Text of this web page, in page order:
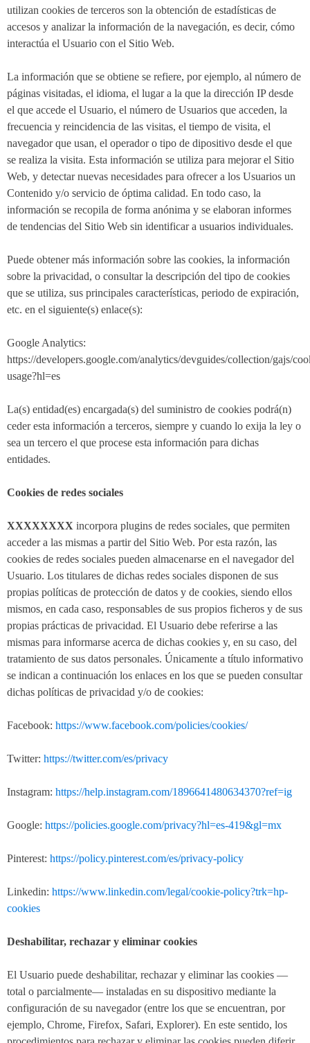
utilizan cookies de terceros son la obtención de estadísticas de
accesos y analizar la información de la navegación, es decir, cómo
interactúa el Usuario con el Sitio Web.
La información que se obtiene se refiere, por ejemplo, al número de
páginas visitadas, el idioma, el lugar a la que la dirección IP desde
el que accede el Usuario, el número de Usuarios que acceden, la
frecuencia y reincidencia de las visitas, el tiempo de visita, el
navegador que usan, el operador o tipo de dipositivo desde el que
se realiza la visita. Esta información se utiliza para mejorar el Sitio
Web, y detectar nuevas necesidades para ofrecer a los Usuarios un
Contenido y/o servicio de óptima calidad. En todo caso, la
información se recopila de forma anónima y se elaboran informes
de tendencias del Sitio Web sin identificar a usuarios individuales.
Puede obtener más información sobre las cookies, la información
sobre la privacidad, o consultar la descripción del tipo de cookies
que se utiliza, sus principales características, periodo de expiración,
etc. en el siguiente(s) enlace(s):
Google Analytics:
https://developers.google.com/analytics/devguides/collection/gajs/
usage?hl=es
La(s) entidad(es) encargada(s) del suministro de cookies podrá(n)
ceder esta información a terceros, siempre y cuando lo exija la ley o
sea un tercero el que procese esta información para dichas
entidades.
Cookies de redes sociales
XXXXXXXX incorpora plugins de redes sociales, que permiten
acceder a las mismas a partir del Sitio Web. Por esta razón, las
cookies de redes sociales pueden almacenarse en el navegador del
Usuario. Los titulares de dichas redes sociales disponen de sus
propias políticas de protección de datos y de cookies, siendo ellos
mismos, en cada caso, responsables de sus propios ficheros y de sus
propias prácticas de privacidad. El Usuario debe referirse a las
mismas para informarse acerca de dichas cookies y, en su caso, del
tratamiento de sus datos personales. Únicamente a título informativo
se indican a continuación los enlaces en los que se pueden consultar
dichas políticas de privacidad y/o de cookies:
Facebook: https://www.facebook.com/policies/cookies/
Twitter: https://twitter.com/es/privacy
Instagram: https://help.instagram.com/1896641480634370?ref=ig
Google: https://policies.google.com/privacy?hl=es-419&gl=mx
Pinterest: https://policy.pinterest.com/es/privacy-policy
Linkedin: https://www.linkedin.com/legal/cookie-policy?trk=hp-
cookies
Deshabilitar, rechazar y eliminar cookies
El Usuario puede deshabilitar, rechazar y eliminar las cookies —
total o parcialmente— instaladas en su dispositivo mediante la
configuración de su navegador (entre los que se encuentran, por
ejemplo, Chrome, Firefox, Safari, Explorer). En este sentido, los